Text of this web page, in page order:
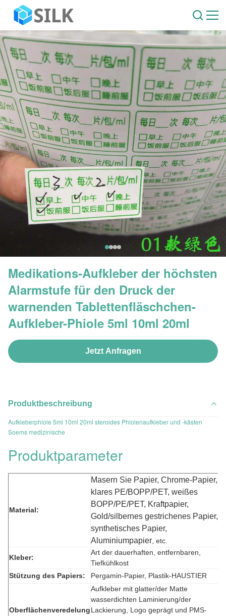
Medikations-Aufkleber der höchsten
Alarmstufe für den Druck der
warnenden Tablettenfläschchen-
Aufkleber-Phiole 5ml 10ml 20ml
Jetzt Anfragen
Produktbeschreibung
Aufkleberphiole 5ml 10ml 20ml steroides Phiolenaufkleber und -kästen
Soems medizinische
Produktparameter
Material:
Masern Sie Papier, Chrome-Papier,
klares PE/BOPP/PET, weißes
BOPP/PE/PET, Kraftpapier,
Gold/silbernes gestrichenes Papier,
synthetisches Papier,
Aluminiumpapier , etc.
Kleber:
Art der dauerhaften, entfernbaren,
Tiefkühlkost
Stützung des Papiers:
Pergamin-Papier, Plastik-HAUSTIER
Oberflächenveredelung
Aufkleber mit glatter/der Matte
wasserdichten Laminierung/der
Lackierung, Logo geprägt und PMS-